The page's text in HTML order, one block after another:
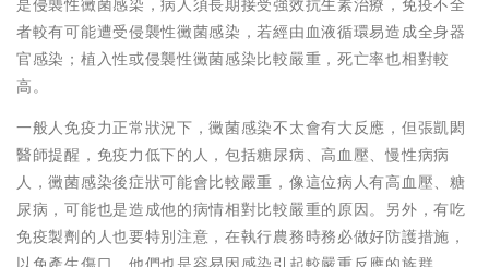
者較有可能遭受侵襲性黴菌感染，若經由血液循環易造成全身器
官感染；植入性或侵襲性黴菌感染比較嚴重，死亡率也相對較
高。
一般人免疫力正常狀況下，黴菌感染不太會有大反應，但張凱閎
醫師提醒，免疫力低下的人，包括糖尿病、高血壓、慢性病病
人，黴菌感染後症狀可能會比較嚴重，像這位病人有高血壓、糖
尿病，可能也是造成他的病情相對比較嚴重的原因。另外，有吃
免疫製劑的人也要特別注意，在執行農務時務必做好防護措施，